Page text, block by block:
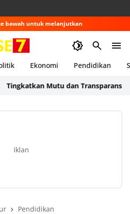
bawah untuk melanjutkan
Ekonomi Pendidikan
Mutu dan Transparansi
Iklan
Pendidikan